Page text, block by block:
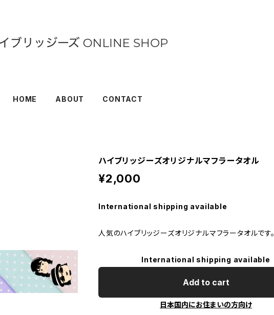
HOME ABOUT CONTACT
ハイブリッジーズオリジナルマフラータオル
¥2,000
International shipping available
人気のハイブリッジーズオリジナルマフラータオルです。
International shipping available
Add to cart
日本国内にお住まいの方向け